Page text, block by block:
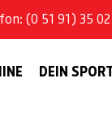
(0 51 91) 35
DEIN